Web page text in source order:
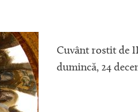
Cuvânt rostit de
dumincă, 24